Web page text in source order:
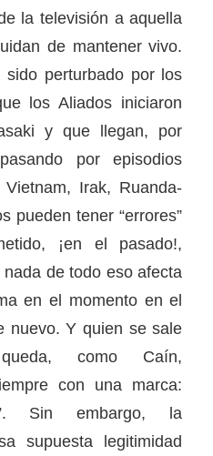
la televisión a aquella
de mantener vivo.
perturbado por los
los Aliados iniciaron
y que llegan, por
por episodios
Irak, Ruanda-
pueden tener “errores”
¡en el pasado!,
de todo eso afecta
en el momento en el
nuevo. Y quien se sale
como Caín,
con una marca:
Sin embargo, la
supuesta legitimidad